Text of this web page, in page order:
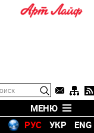
МЕНЮ
РУС
УКР ENG